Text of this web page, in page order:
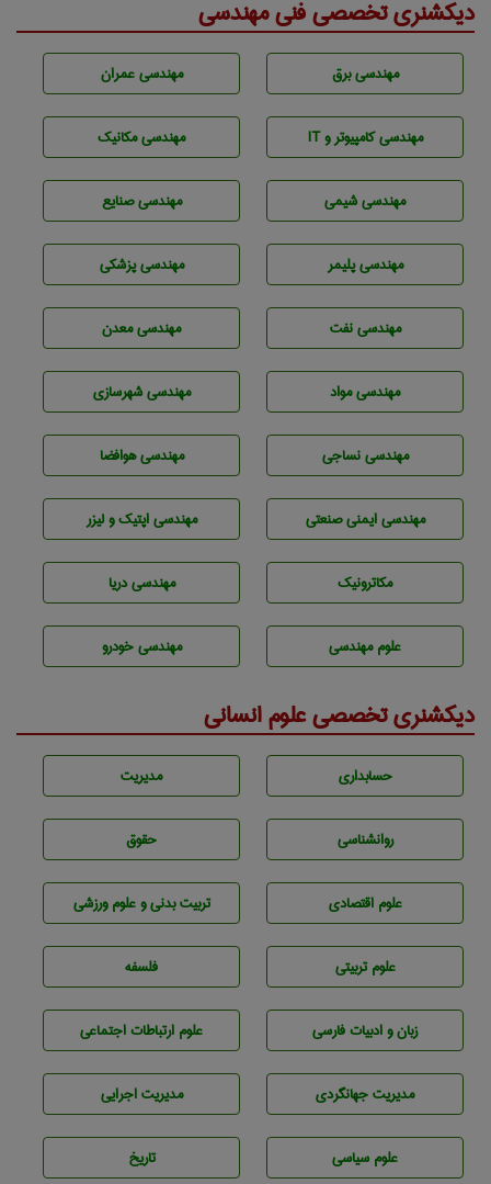
دیکشنری تخصصی فنی مهندسی
مهندسی برق مهندسی عمران
مهندسی كامپيوتر و IT مهندسی مکانیک
مهندسي شيمی مهندسی صنايع
مهندسی پليمر مهندسی پزشکی
مهندسی نفت مهندسی معدن
مهندسی مواد مهندسی شهرسازی
مهندسي نساجی مهندسی هوافضا
مهندسی ایمنی صنعتی مهندسی اپتیک و لیزر
مکاترونیک مهندسی دریا
علوم مهندسی مهندسی خودرو
دیکشنری تخصصی علوم انسانی
حسابداری مديريت
روانشناسی حقوق
علوم اقتصادی تربيت بدنی و علوم ورزشی
علوم تربيتی فلسفه
زبان و ادبيات فارسی علوم ارتباطات اجتماعی
مديريت جهانگردی مديريت اجرايی
علوم سياسی تاريخ